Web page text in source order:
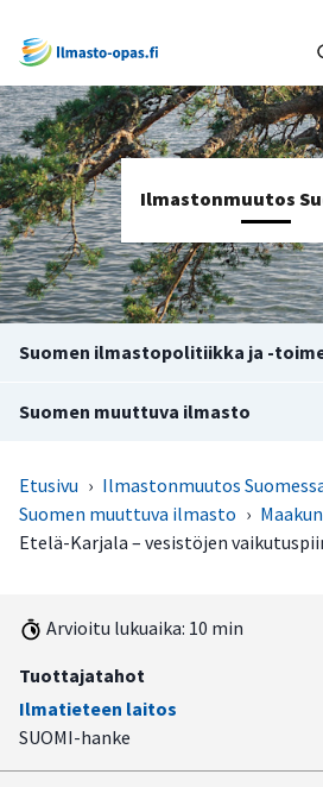
Ilmastonmuutos
Suomen ilmastopolitiikka ja -
Suomen muuttuva ilmasto
Etusivu › Ilmastonmuutos
Suomen muuttuva ilmasto ›
Etelä-Karjala – vesistöjen
Arvioitu lukuaika: 10 min
Tuottajatahot
Ilmatieteen laitos
SUOMI-hanke